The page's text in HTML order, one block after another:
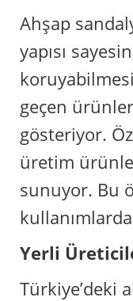
Ahşap
yapısı
geçen
gösteriyor.
üretim
sunuyor. Bu
Yerli
Türkiye’deki